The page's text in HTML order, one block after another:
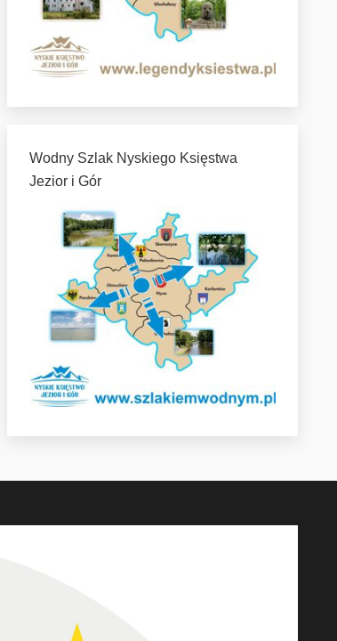
Wodny Szlak Nyskiego Księstwa
Jezior i Gór